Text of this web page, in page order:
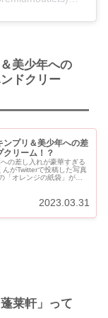
美少年への
ドクリー
ンプリ＆美少年への差
クリーム！？
の差し入れが豪華すぎる
「オレンジの紙袋」が映
2023.03.31
莱軒」って